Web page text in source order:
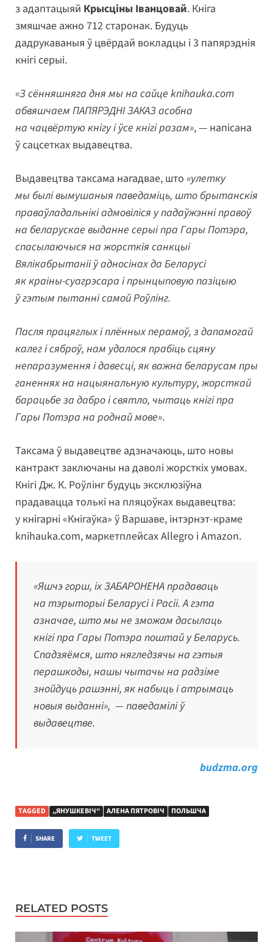
з адаптацыяй Крысціны Іванцовай. Кніга
змяшчае ажно 712 старонак. Будуць
дадрукаваныя ў цвёрдай вокладцы і 3 папярэднія
кнігі серыі.
«З сённяшняга дня мы на сайце knihauka.com
абвяшчаем ПАПЯРЭДНІ ЗАКАЗ асобна
на чацвёртую кнігу і ўсе кнігі разам», — напісана
ў сацсетках выдавецтва.
Выдавецтва таксама нагадвае, што «улетку
мы былі вымушаныя паведаміць, што брытанскія
праваўладальнікі адмовіліся у падаўжэнні правоў
на беларускае выданне серыі пра Гары Потэра,
спасылаючыся на жорсткія санкцыі
Вялікабрытаніі ў адносінах да Беларусі
як краіны-суагрэсара і прынцыповую пазіцыю
ў гэтым пытанні самой Роўлінг.
Пасля працяглых і плённых перамоў, з дапамогай
калег і сяброў, нам удалося прабіць сцяну
непаразумення і давесці, як важна беларусам пры
ганеннях на нацыянальную культуру, жорсткай
барацьбе за дабро і святло, чытаць кнігі пра
Гары Потэра на роднай мове».
Таксама ў выдавецтве адзначаюць, што новы
кантракт заключаны на даволі жорсткіх умовах.
Кнігі Дж. К. Роўлінг будуць эксклюзіўна
прадавацца толькі на пляцоўках выдавецтва:
у кнігарні «Кнігаўка» ў Варшаве, інтэрнэт-краме
knihauka.com, маркетплейсах Allegro і Amazon.
«Яшчэ горш, іх ЗАБАРОНЕНА прадаваць
на тэрыторыі Беларусі і Расіі. А гэта
азначае, што мы не зможам дасылаць
кнігі пра Гары Потэра поштай у Беларусь.
Спадзяёмся, што нягледзячы на гэтыя
перашкоды, нашы чытачы на радзіме
знойдуць рашэнні, як набыць і атрымаць
новыя выданні», — паведамілі ў
выдавецтве.
budzma.org
TAGGED „ЯНУШКЕВІЧ“ АЛЕНА ПЯТРОВІЧ ПОЛЬШЧА
SHARE TWEET
RELATED POSTS